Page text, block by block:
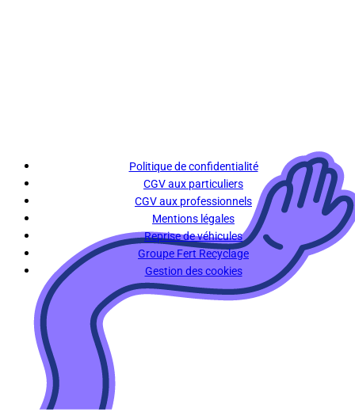
Politique de confidentialité
CGV aux particuliers
CGV aux professionnels
Mentions légales
Reprise de véhicules
Groupe Fert Recyclage
Gestion des cookies